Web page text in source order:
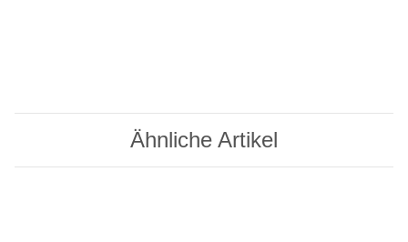
Ähnliche Artikel